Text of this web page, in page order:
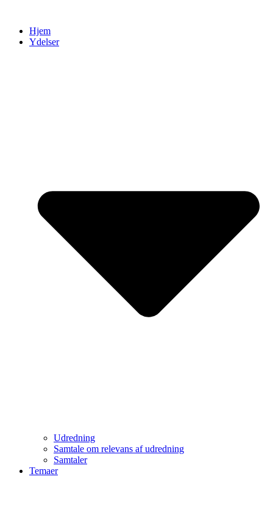
indholdHjem
Ydelser
Udredning
Samtale om relevans af udredning
Samtaler
Temaer